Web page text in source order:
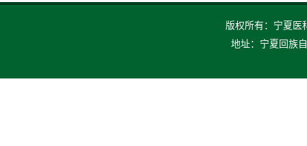
版权所有：宁夏医
地址：宁夏回族